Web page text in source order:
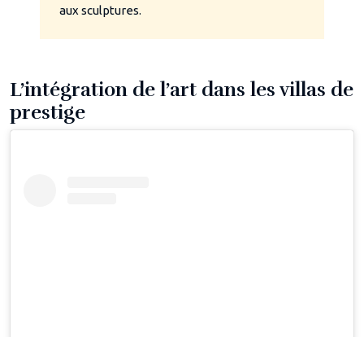
aux sculptures.
L’intégration de l’art dans les villas de
prestige